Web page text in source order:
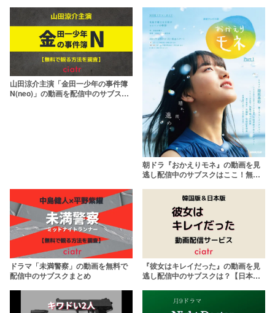
山田涼介主演「金田一少年の事件簿
N(neo)」の動画を配信中のサブスク
朝ドラ『おかえりモネ』の動画を見
逃し配信中のサブスクはここ！無料
ドラマ「未満警察」の動画を無料で
配信中のサブスクまとめ
『彼女はキレイだった』の動画を見
逃し配信中のサブスクは？【日本版